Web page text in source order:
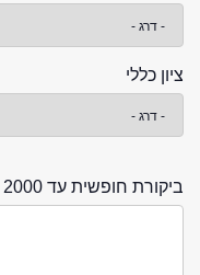
ציון כללי
ביקורת חופשית עד 2000 תווים